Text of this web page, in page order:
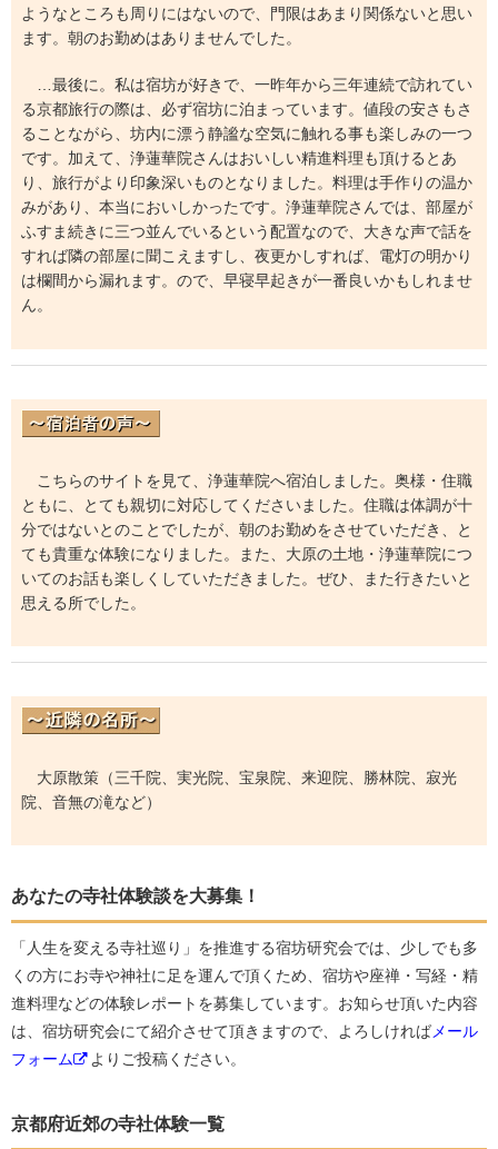
ようなところも周りにはないので、門限はあまり関係ないと思い
ます。朝のお勤めはありませんでした。
…最後に。私は宿坊が好きで、一昨年から三年連続で訪れてい
る京都旅行の際は、必ず宿坊に泊まっています。値段の安さもさ
ることながら、坊内に漂う静謐な空気に触れる事も楽しみの一つ
です。加えて、浄蓮華院さんはおいしい精進料理も頂けるとあ
り、旅行がより印象深いものとなりました。料理は手作りの温か
みがあり、本当においしかったです。浄蓮華院さんでは、部屋が
ふすま続きに三つ並んでいるという配置なので、大きな声で話を
すれば隣の部屋に聞こえますし、夜更かしすれば、電灯の明かり
は欄間から漏れます。ので、早寝早起きが一番良いかもしれませ
ん。
こちらのサイトを見て、浄蓮華院へ宿泊しました。奥様・住職
ともに、とても親切に対応してくださいました。住職は体調が十
分ではないとのことでしたが、朝のお勤めをさせていただき、と
ても貴重な体験になりました。また、大原の土地・浄蓮華院につ
いてのお話も楽しくしていただきました。ぜひ、また行きたいと
思える所でした。
大原散策（三千院、実光院、宝泉院、来迎院、勝林院、寂光
院、音無の滝など）
あなたの寺社体験談を大募集！
「人生を変える寺社巡り」を推進する宿坊研究会では、少しでも多
くの方にお寺や神社に足を運んで頂くため、宿坊や座禅・写経・精
進料理などの体験レポートを募集しています。お知らせ頂いた内容
は、宿坊研究会にて紹介させて頂きますので、よろしければ メール
フォーム
よりご投稿ください。
京都府近郊の寺社体験一覧